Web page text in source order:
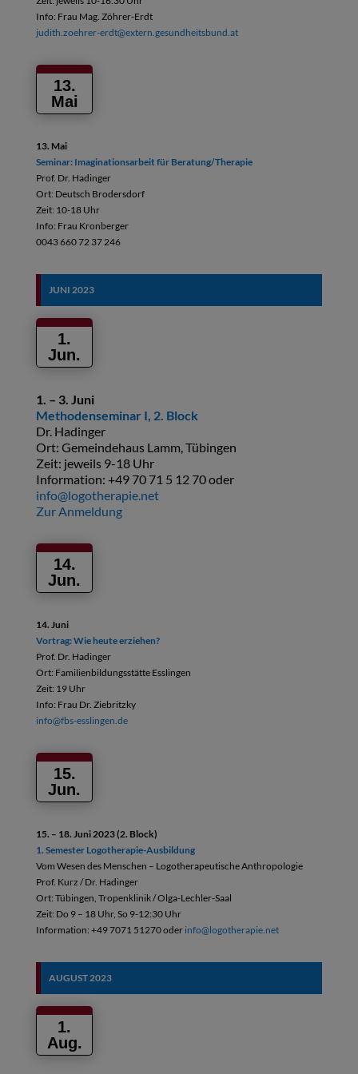
Info: Frau Mag. Zöhrer-Erdt
judith.zoehrer-erdt@extern.gesundheitsbund.at
13.
Mai
13. Mai
Seminar: Imaginationsarbeit für Beratung/Therapie
Prof. Dr. Hadinger
Ort: Deutsch Brodersdorf
Zeit: 10-18 Uhr
Info: Frau Kronberger
0043 660 72 37 246
JUNI 2023
1.
Jun.
1. – 3. Juni
Methodenseminar I, 2. Block
Dr. Hadinger
Ort: Gemeindehaus Lamm, Tübingen
Zeit: jeweils 9-18 Uhr
Information: +49 70 71 5 12 70 oder
info@logotherapie.net
Zur Anmeldung
14.
Jun.
14. Juni
Vortrag: Wie heute erziehen?
Prof. Dr. Hadinger
Ort: Familienbildungsstätte Esslingen
Zeit: 19 Uhr
Info: Frau Dr. Ziebritzky
info@fbs-esslingen.de
15.
Jun.
15. – 18. Juni 2023 (2. Block)
1. Semester Logotherapie-Ausbildung
Vom Wesen des Menschen – Logotherapeutische Anthropologie
Prof. Kurz / Dr. Hadinger
Ort: Tübingen, Tropenklinik / Olga-Lechler-Saal
Zeit: Do 9 – 18 Uhr, So 9-12:30 Uhr
Information: +49 7071 51270 oder info@logotherapie.net
AUGUST2023
1.
Aug.